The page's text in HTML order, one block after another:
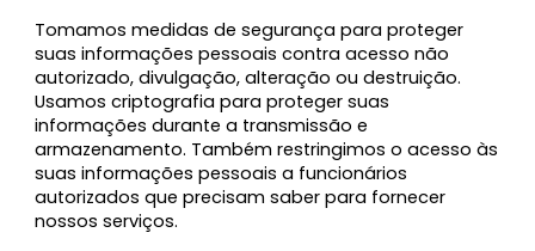
Tomamos medidas de segurança para proteger
suas informações pessoais contra acesso não
autorizado, divulgação, alteração ou destruição.
Usamos criptografia para proteger suas
informações durante a transmissão e
armazenamento. Também restringimos o acesso às
suas informações pessoais a funcionários
autorizados que precisam saber para fornecer
nossos serviços.